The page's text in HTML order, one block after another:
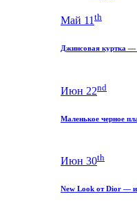
Май 11th
Джинсовая куртка —
Июн 22nd
Маленькое черное
Июн 30th
New Look от Dior —